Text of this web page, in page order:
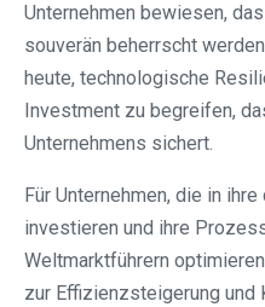
Unternehmen bewiesen,
souverän beherrscht
heute, technologische
Investment zu begreifen,
Unternehmens sichert.
Für Unternehmen, die in
investieren und ihre
Weltmarktführern
zur Effizienzsteigerung und